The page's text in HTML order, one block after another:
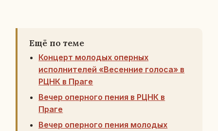
Ещё по теме
Концерт молодых оперных
исполнителей «Весенние голоса» в
РЦНК в Праге
Вечер оперного пения в РЦНК в
Праге
Вечер оперного пения молодых